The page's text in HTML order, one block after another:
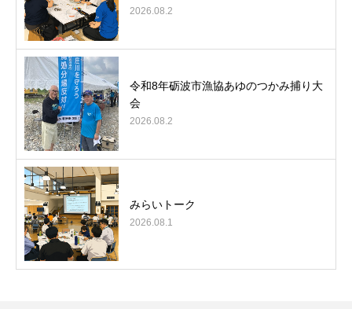
2026.08.2
令和8年砺波市漁協あゆのつかみ捕り大
会
2026.08.2
みらいトーク
2026.08.1